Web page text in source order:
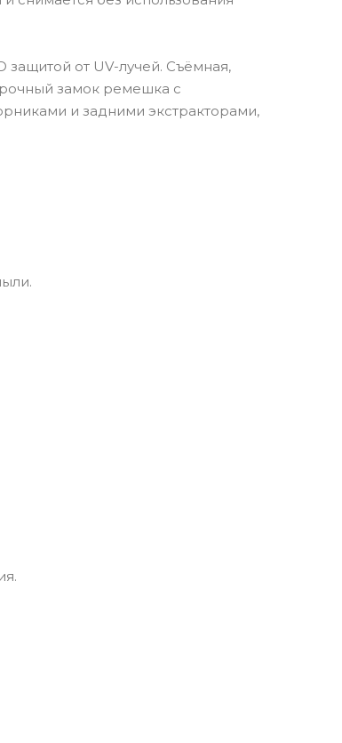
от UV-лучей. Съёмная,
замок ремешка с
и задними экстракторами,